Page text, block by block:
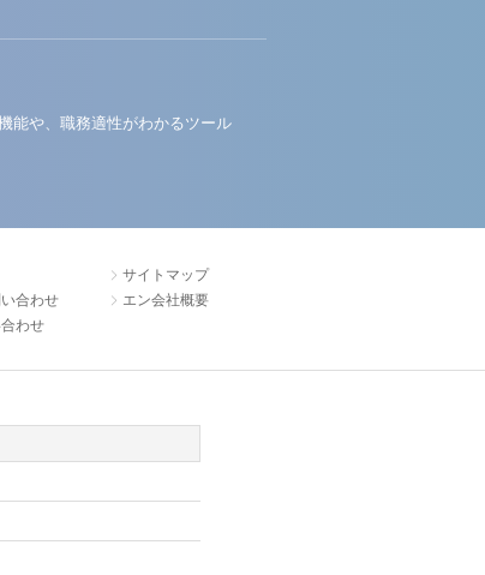
能や、職務適性がわかるツール
合わせ
わせ
サイトマップ
エン会社概要